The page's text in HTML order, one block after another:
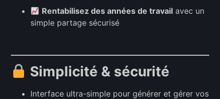
Rentabilisez des années de travail avec un
simple partage sécurisé
Simplicité & sécurité
Interface ultra-simple pour générer et gérer vos